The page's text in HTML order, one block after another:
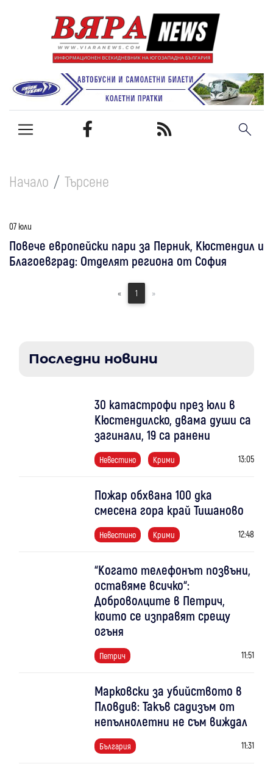
Начало Търсене
07 юли
Повече европейски пари за Перник, Кюстендил и
Благоевград: Отделят региона от София
« 1 »
Последни новини
30 катастрофи през юли в
Кюстендилско, двама души са
загинали, 19 са ранени
Невестино Крими 13:05
Пожар обхвана 100 дка
смесена гора край Тишаново
Невестино Крими 12:48
“Когато телефонът позвъни,
оставяме всичко“:
Доброволците в Петрич,
които се изправят срещу
огъня
Петрич 11:51
Марковски за убийството в
Пловдив: Такъв садизъм от
непълнолетни не съм виждал
България 11:31